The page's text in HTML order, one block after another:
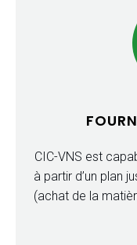
CIC-VNS est
à partir d’un plan
(achat de la